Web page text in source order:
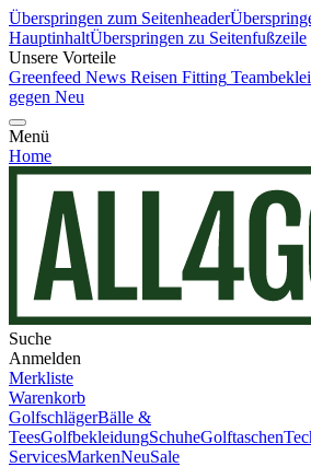
Überspringen zum Seitenheader
HauptinhaltÜberspringen zu Seitenfußzeile
Unsere Vorteile
Greenfeed News Reisen Fitting
gegen Neu
Menü
Home
Suche
Anmelden
Merkliste
Warenkorb
GolfschlägerBälle &
TeesGolfbekleidungSchuheGolftaschen
ServicesMarkenNeuSale